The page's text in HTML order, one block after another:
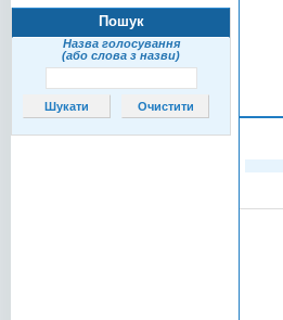
Пошук
Назва голосування
(або слова з назви)